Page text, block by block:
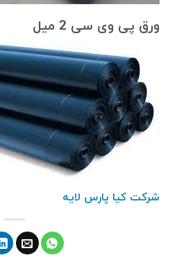
ورق پی وی سی 2 میل
شرکت کیا پارس لایه